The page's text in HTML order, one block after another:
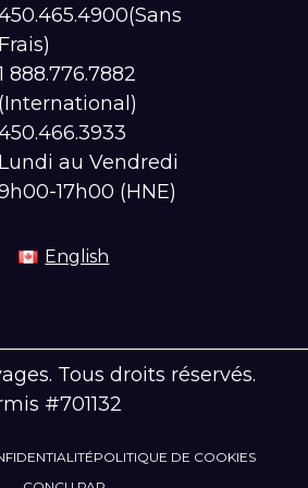
Frais)
888.776.7882
(International)
Lundi au Vendredi
17h00 (HNE)
English
Tous droits réservés.
#701132
POLITIQUE DE COOKIES